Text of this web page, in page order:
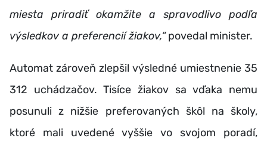
miesta priradiť okamžite a spravodlivo podľa
výsledkov a preferencií žiakov,“povedal minister.
Automat zároveň zlepšil výsledné umiestnenie 35
312 uchádzačov. Tisíce žiakov sa vďaka nemu
posunuli z nižšie preferovaných škôl na školy,
ktoré mali uvedené vyššie vo svojom poradí,